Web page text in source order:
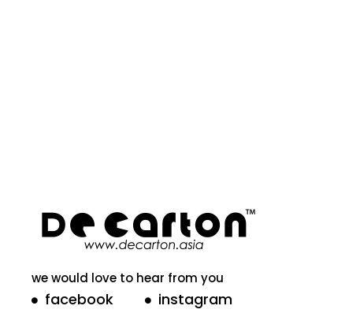
we would love to hear from you
facebook instagram